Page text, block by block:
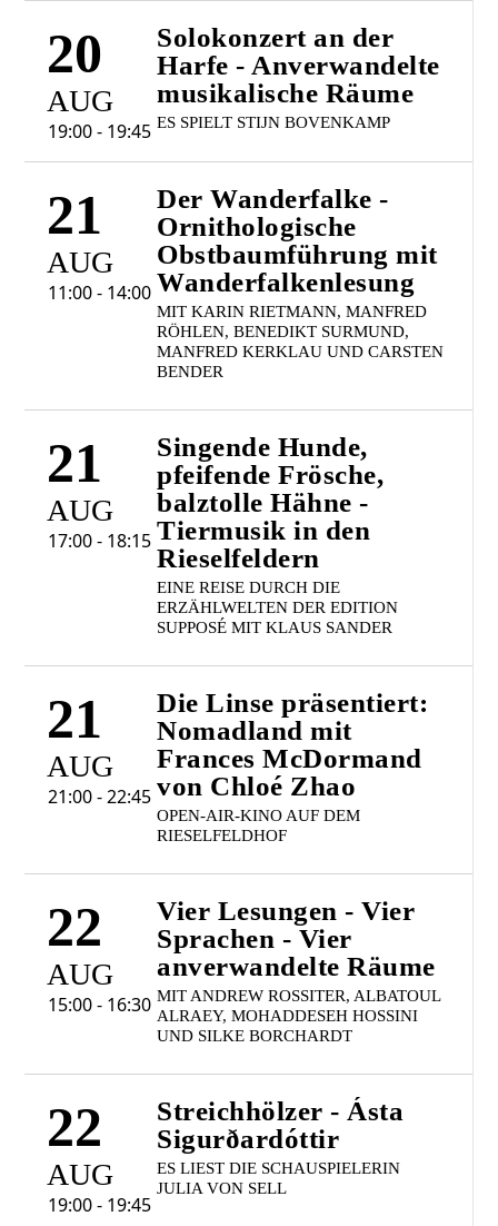
20
AUG
19:00 - 19:45
Solokonzert an der
Harfe - Anverwandelte
musikalische Räume
ES SPIELT STIJN BOVENKAMP
21
AUG
11:00 - 14:00
Der Wanderfalke -
Ornithologische
Obstbaumführung mit
Wanderfalkenlesung
MIT KARIN RIETMANN, MANFRED
RÖHLEN, BENEDIKT SURMUND,
MANFRED KERKLAU UND CARSTEN
BENDER
21
AUG
17:00 - 18:15
Singende Hunde,
pfeifende Frösche,
balztolle Hähne -
Tiermusik in den
Rieselfeldern
EINE REISE DURCH DIE
ERZÄHLWELTEN DER EDITION
SUPPOSÉ MIT KLAUS SANDER
21
AUG
21:00 - 22:45
Die Linse präsentiert:
Nomadland mit
Frances McDormand
von Chloé Zhao
OPEN-AIR-KINO AUF DEM
RIESELFELDHOF
22
AUG
15:00 - 16:30
Vier Lesungen - Vier
Sprachen - Vier
anverwandelte Räume
MIT ANDREW ROSSITER, ALBATOUL
ALRAEY, MOHADDESEH HOSSINI
UND SILKE BORCHARDT
22
AUG
19:00 - 19:45
Streichhölzer - Ásta
Sigurðardóttir
ES LIEST DIE SCHAUSPIELERIN
JULIA VON SELL